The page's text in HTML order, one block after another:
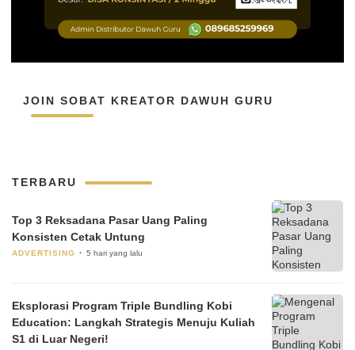
JOIN SOBAT KREATOR DAWUH GURU
TERBARU
Top 3 Reksadana Pasar Uang Paling
Konsisten Cetak Untung
ADVERTISING 5 hari yang lalu
Eksplorasi Program Triple Bundling Kobi
Education: Langkah Strategis Menuju Kuliah
S1 di Luar Negeri!